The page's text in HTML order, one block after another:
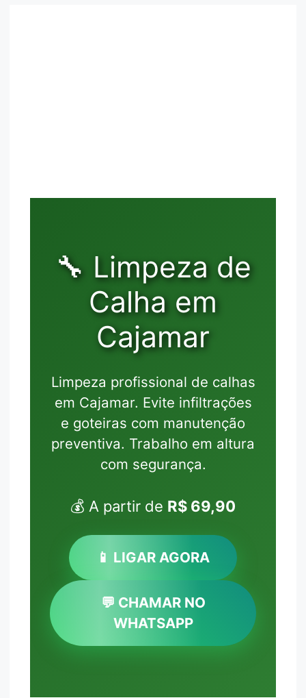
🔧 Limpeza de
Calha em
Cajamar
Limpeza profissional de calhas
em Cajamar. Evite infiltrações
e goteiras com manutenção
preventiva. Trabalho em altura
com segurança.
💰 A partir de R$ 69,90
📱 LIGAR AGORA
💬 CHAMAR NO
WHATSAPP